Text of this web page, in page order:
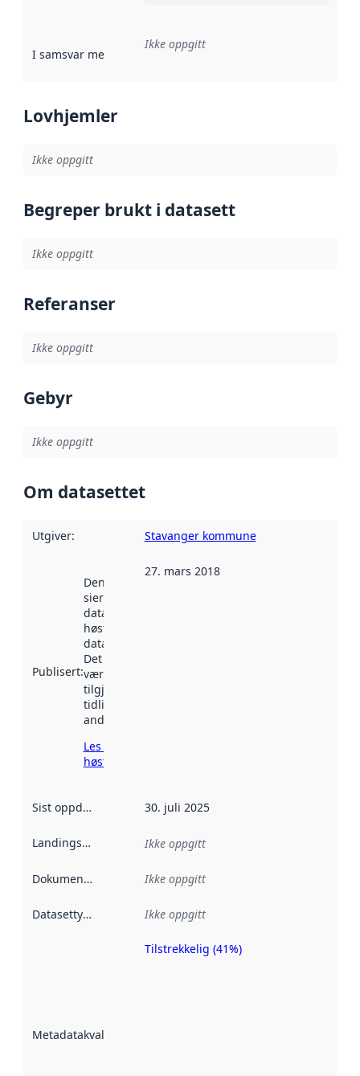
I samsvar med Referanse til en implementasjonsregel
Ikke oppgitt
Lovhjemler
Ikke oppgitt
Begreper brukt i datasett
Ikke oppgitt
Referanser
Ikke oppgitt
Gebyr
Ikke oppgitt
Om datasettet
Utgiver: Stavanger kommune
Publisert:
Denne datoen
sier når
datasettet ble
høstet av
data.norge.no.
Det kan ha
vært
tilgjengelig
tidligere
andre steder.
Les mer om
høsting her
27. mars 2018
Sist oppdatert 30. juli 2025
Landingsside Ikke oppgitt
Dokumentasjon Ikke oppgitt
Datasettype Ikke oppgitt
Metadatakvalitet
Metadatakvalitet
Tilstrekkelig (41%)